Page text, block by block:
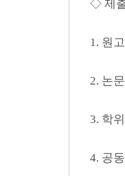
◇ 제
1. 원
2. 논
3. 학
4. 공